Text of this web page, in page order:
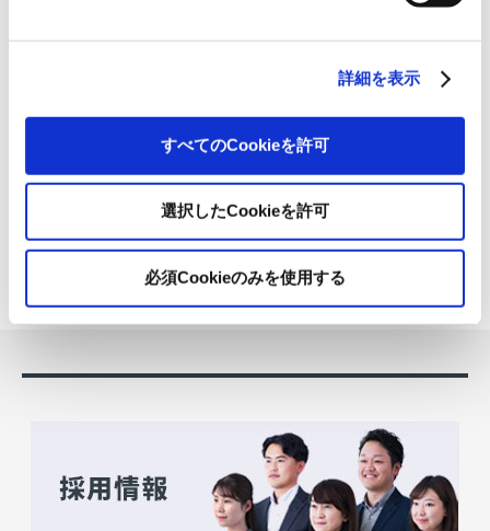
詳細を表示
すべてのCookieを許可
選択したCookieを許可
必須Cookieのみを使用する
使用済み化粧品容器をネームプ
レートへリサイクル
「周南 蚤の市2026 ×周南本屋通
り『Antho･･･
2026.07.03
日本紙パルプ商事は、2026年5月30日および31日に山口県...